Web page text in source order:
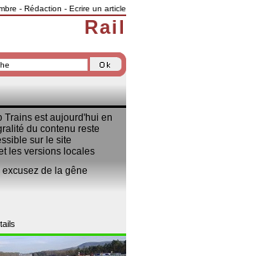
- Rédaction - Ecrire un article
Rail
Trains est aujourd'hui en
du contenu reste
sur le site
les versions locales
de la gêne